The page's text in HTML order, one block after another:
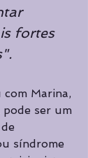
fortes
com Marina,
pode ser um
síndrome